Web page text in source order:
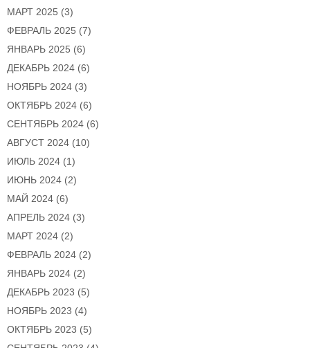
МАРТ 2025 (3)
ФЕВРАЛЬ 2025 (7)
ЯНВАРЬ 2025 (6)
ДЕКАБРЬ 2024 (6)
НОЯБРЬ 2024 (3)
ОКТЯБРЬ 2024 (6)
СЕНТЯБРЬ 2024 (6)
АВГУСТ 2024 (10)
ИЮЛЬ 2024 (1)
ИЮНЬ 2024 (2)
МАЙ 2024 (6)
АПРЕЛЬ 2024 (3)
МАРТ 2024 (2)
ФЕВРАЛЬ 2024 (2)
ЯНВАРЬ 2024 (2)
ДЕКАБРЬ 2023 (5)
НОЯБРЬ 2023 (4)
ОКТЯБРЬ 2023 (5)